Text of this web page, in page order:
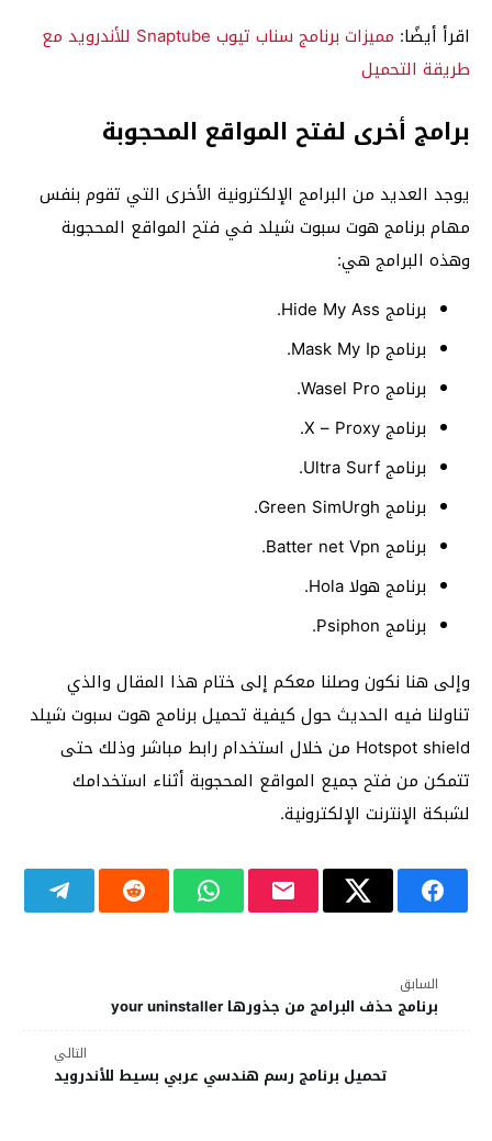
اقرأ أيضًا:
مميزات برنامج سناب تيوب Snaptube للأندرويد مع
طريقة التحميل
برامج أخرى لفتح المواقع المحجوبة
يوجد العديد من البرامج الإلكترونية الأخرى التي تقوم بنفس
مهام برنامج هوت سبوت شيلد في فتح المواقع المحجوبة
وهذه البرامج هي:
برنامج Hide My Ass.
برنامج Mask My Ip.
برنامج Wasel Pro.
برنامج X – Proxy.
برنامج Ultra Surf.
برنامج Green SimUrgh.
برنامج Batter net Vpn.
برنامج هولا Hola.
برنامج Psiphon.
وإلى هنا نكون وصلنا معكم إلى ختام هذا المقال والذي
تناولنا فيه الحديث حول كيفية تحميل برنامج هوت سبوت شيلد
Hotspot shield من خلال استخدام رابط مباشر وذلك حتى
تتمكن من فتح جميع المواقع المحجوبة أثناء استخدامك
لشبكة الإنترنت الإلكترونية.
السابق
برنامج حذف البرامج من جذورها your uninstaller
التالي
تحميل برنامج رسم هندسي عربي بسيط للأندرويد